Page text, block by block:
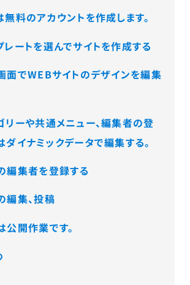
無料のアカウントを作成します。
レートを選んでサイトを作成する
面でWEBサイトのデザインを編集
リーや共通メニュー、編集者の登
ダイナミックデータで編集する。
編集者を登録する
編集、投稿
公開作業です。